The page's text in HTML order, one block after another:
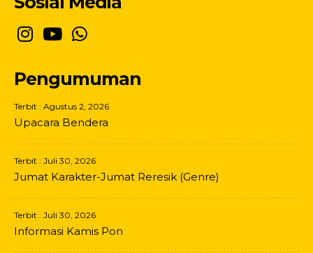
Pengumuman
Terbit : Agustus 2, 2026
Upacara Bendera
Terbit : Juli 30, 2026
Jumat Karakter-Jumat Reresik (Genre)
Terbit : Juli 30, 2026
Informasi Kamis Pon